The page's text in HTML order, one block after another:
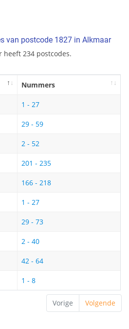
van postcode 1827 in Alkmaar
heeft 234 postcodes.
Nummers
1 - 27
29 - 59
2 - 52
201 - 235
166 - 218
1 - 27
29 - 73
2 - 40
42 - 64
1 - 8
Vorige Volgende